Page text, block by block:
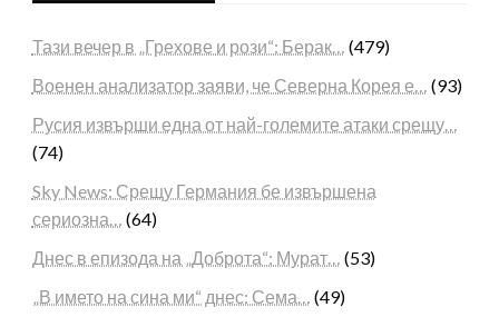
Тази вечер в „Грехове и рози“: Берак… (479)
Военен анализатор заяви, че Северна Корея е… (93)
Русия извърши една от най-големите атаки срещу…
(74)
Sky News: Срещу Германия бе извършена
сериозна… (64)
Днес в епизода на „Доброта“: Мурат… (53)
„В името на сина ми“ днес: Сема… (49)